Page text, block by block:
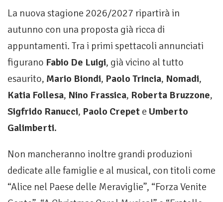
La nuova stagione 2026/2027 ripartirà in
autunno con una proposta già ricca di
appuntamenti. Tra i primi spettacoli annunciati
figurano Fabio De Luigi, già vicino al tutto
esaurito, Mario Biondi, Paolo Trincia, Nomadi,
Katia Follesa, Nino Frassica, Roberta Bruzzone,
Sigfrido Ranucci, Paolo Crepet e Umberto
Galimberti.
Non mancheranno inoltre grandi produzioni
dedicate alle famiglie e al musical, con titoli come
“Alice nel Paese delle Meraviglie”, “Forza Venite